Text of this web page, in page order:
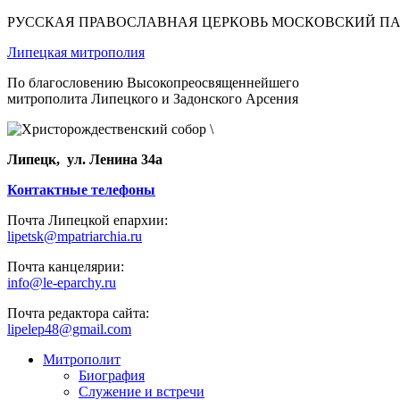
РУССКАЯ ПРАВОСЛАВНАЯ ЦЕРКОВЬ МОСКОВСКИЙ
Липецкая митрополия
По благословению Высокопреосвященнейшего
митрополита Липецкого и Задонского Арсения
Липецк, ул. Ленина 34а
Контактные телефоны
Почта Липецкой епархии:
lipetsk@mpatriarchia.ru
Почта канцелярии:
info@le-eparchy.ru
Почта редактора сайта:
lipelep48@gmail.com
Митрополит
Биография
Служение и встречи